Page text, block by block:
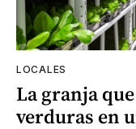
LOCALES
La granja
verduras en